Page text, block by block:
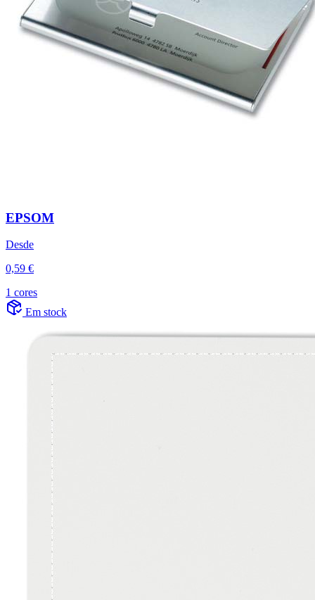
EPSOM
Desde
0,59 €
1 cores
Em stock